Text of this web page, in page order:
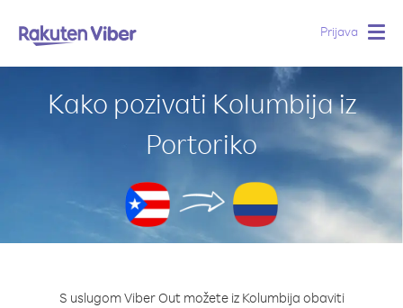
Prijava
Kako pozivati Kolumbija iz
Portoriko
S uslugom Viber Out možete iz Kolumbija obaviti